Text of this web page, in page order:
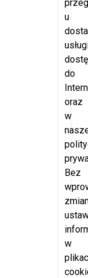
u
do
oraz
w
Bez
w